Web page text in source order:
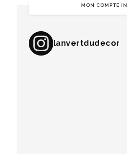
MON COMPTE
lanvertdudecor